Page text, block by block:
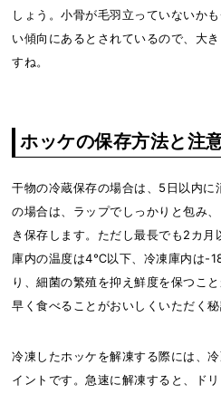
しょう。小骨が毛羽立っていないか
い傾向にあるとされているので、大
すね。
ホッケの保存方法と注
干物の冷蔵保存の場合は、5日以内に
の場合は、ラップでしっかりと包み
き保存します。ただし最長でも2カ
庫内の温度は4℃以下、冷凍庫内は-
り、細菌の繁殖を抑え鮮度を保つこ
早く食べることがおいしくいただく秘
冷凍したホッケを解凍する際には、
イントです。急速に解凍すると、ド